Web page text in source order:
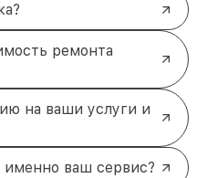
ремонта
на ваши услуги и
именно ваш сервис?